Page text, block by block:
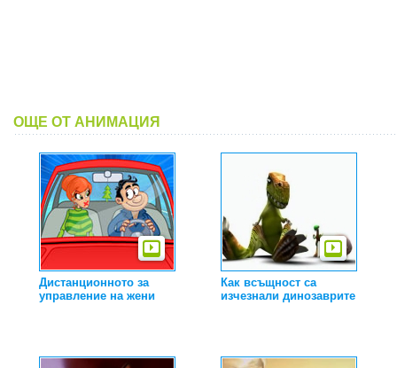
ОЩЕ ОТ АНИМАЦИЯ
Дистанционното за
управление на жени
Как всъщност са
изчезнали динозаврите